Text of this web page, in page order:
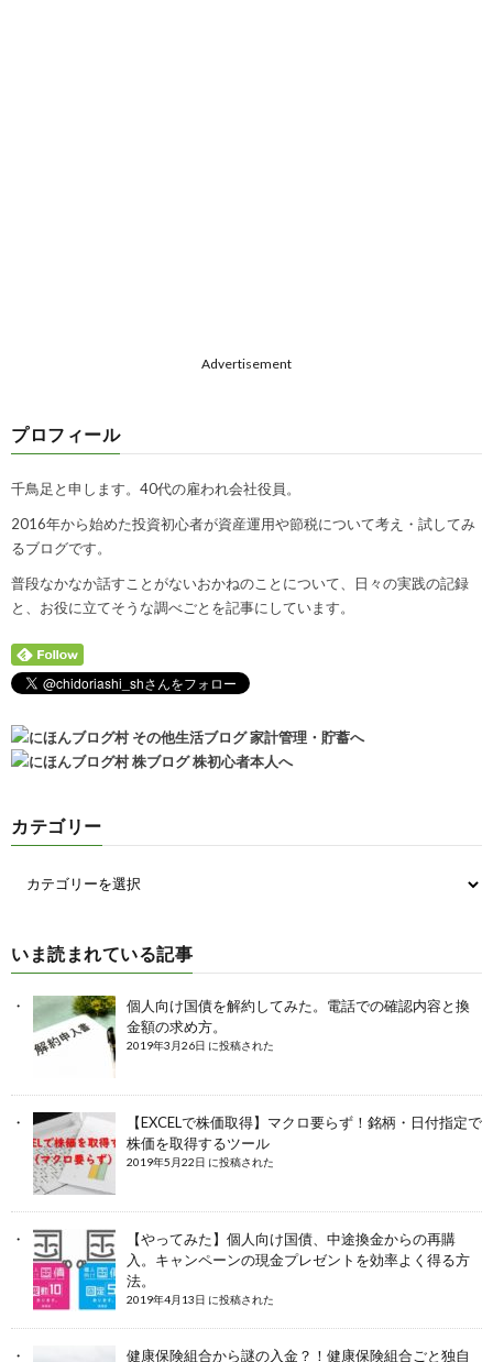
Advertisement
プロフィール
千鳥足と申します。40代の雇われ会社役員。
2016年から始めた投資初心者が資産運用や節税について考え・試してみ
るブログです。
普段なかなか話すことがないおかねのことについて、日々の実践の記録
と、お役に立てそうな調べごとを記事にしています。
カテゴリー
いま読まれている記事
個人向け国債を解約してみた。電話での確認内容と換
金額の求め方。
2019年3月26日 に投稿された
【EXCELで株価取得】マクロ要らず！銘柄・日付指定で
株価を取得するツール
2019年5月22日 に投稿された
【やってみた】個人向け国債、中途換金からの再購
入。キャンペーンの現金プレゼントを効率よく得る方
法。
2019年4月13日 に投稿された
健康保険組合から謎の入金？！健康保険組合ごと独自